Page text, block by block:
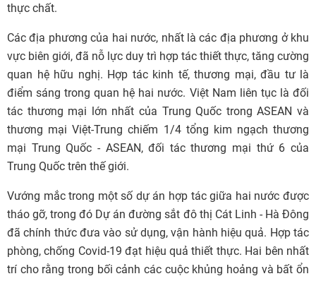
thực chất.
Các địa phương của hai nước, nhất là các địa phương ở khu
vực biên giới, đã nỗ lực duy trì hợp tác thiết thực, tăng cường
quan hệ hữu nghị. Hợp tác kinh tế, thương mại, đầu tư là
điểm sáng trong quan hệ hai nước. Việt Nam liên tục là đối
tác thương mại lớn nhất của Trung Quốc trong ASEAN và
thương mại Việt-Trung chiếm 1/4 tổng kim ngạch thương
mại Trung Quốc - ASEAN, đối tác thương mại thứ 6 của
Trung Quốc trên thế giới.
Vướng mắc trong một số dự án hợp tác giữa hai nước được
tháo gỡ, trong đó Dự án đường sắt đô thị Cát Linh - Hà Đông
đã chính thức đưa vào sử dụng, vận hành hiệu quả. Hợp tác
phòng, chống Covid-19 đạt hiệu quả thiết thực. Hai bên nhất
trí cho rằng trong bối cảnh các cuộc khủng hoảng và bất ổn